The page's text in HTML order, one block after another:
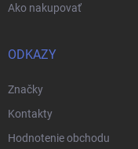
Ako nakupovať
ODKAZY
Značky
Kontakty
Hodnotenie obchodu